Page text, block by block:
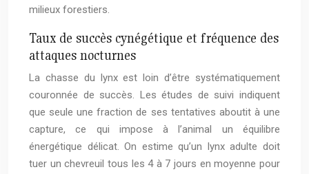
milieux forestiers.
Taux de succès cynégétique et fréquence des
attaques nocturnes
La chasse du lynx est loin d’être systématiquement
couronnée de succès. Les études de suivi indiquent
que seule une fraction de ses tentatives aboutit à une
capture, ce qui impose à l’animal un équilibre
énergétique délicat. On estime qu’un lynx adulte doit
tuer un chevreuil tous les 4 à 7 jours en moyenne pour